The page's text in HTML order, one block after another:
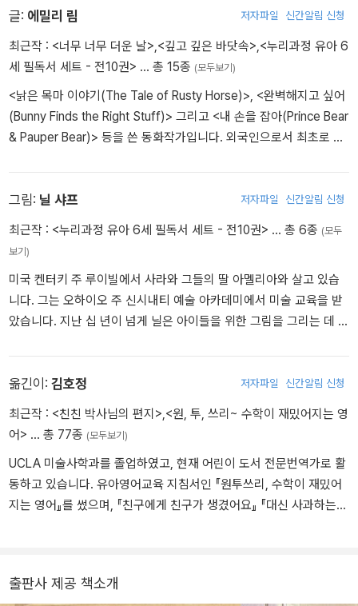
못난이 곰은 오랫동안 고민하고 또 고민했어요.
곰곰이 생각에 잠겨 있던 못난이 곰이 마침내 결정을 내렸어요.
'맞아, 나도 슬프고 외로웠던 적이 있어.
그땐 정말로 마음이 아팠지.'
- 본문 중에서
글: 에밀리 림 저자파일 신간알림 신청
최근작 : <너무 너무 더운 날>,<깊고 깊은 바닷속>,<누리과정 유아 6
세 필독서 세트 - 전10권> … 총 15종 (모두보기)
<낡은 목마 이야기(The Tale of Rusty Horse)>, <완벽해지고 싶어
(Bunny Finds the Right Stuff)> 그리고 <내 손을 잡아(Prince Bear
& Pauper Bear)> 등을 쓴 동화작가입니다. 외국인으로서 최초로 미
eedbook.com
그림: 닐 샤프 저자파일 신간알림 신청
최근작 : <누리과정 유아 6세 필독서 세트 - 전10권> … 총 6종 (모두
보기)
미국 켄터키 주 루이빌에서 사라와 그들의 딸 아멜리아와 살고 있습
니다. 그는 오하이오 주 신시내티 예술 아카데미에서 미술 교육을 받
았습니다. 지난 십 년이 넘게 닐은 아이들을 위한 그림을 그리는 데 집
옮긴이: 김호정 저자파일 신간알림 신청
최근작 : <친친 박사님의 편지>,<원, 투, 쓰리~ 수학이 재밌어지는 영
어> … 총 77종 (모두보기)
UCLA 미술사학과를 졸업하였고, 현재 어린이 도서 전문번역가로 활
동하고 있습니다. 유아영어교육 지침서인 『원투쓰리, 수학이 재밌어
지는 영어』를 썼으며, 『친구에게 친구가 생겼어요』 『대신 사과하는
출판사 제공 책소개